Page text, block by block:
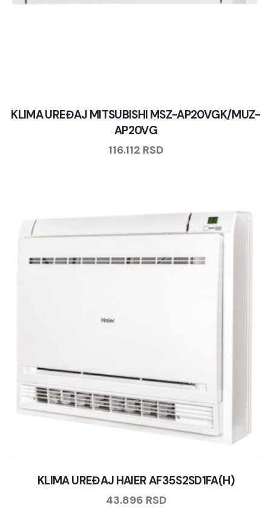
KLIMA UREĐAJ MITSUBISHI MSZ-AP20VGK/MUZ-
AP20VG
116.112 RSD
KLIMA UREĐAJ HAIER AF35S2SD1FA(H)
43.896 RSD